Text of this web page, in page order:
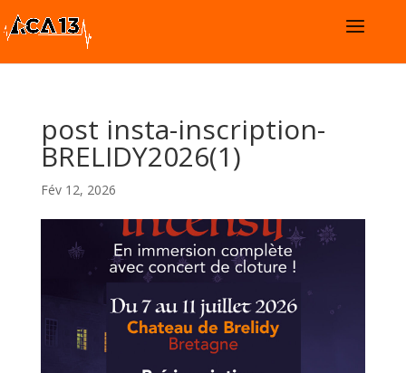
post insta-inscription-
BRELIDY2026(1)
Fév 12, 2026